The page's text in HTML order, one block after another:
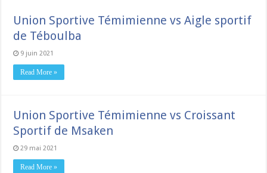
Union Sportive Témimienne vs Aigle sportif
de Téboulba
9 juin 2021
Read More »
Union Sportive Témimienne vs Croissant
Sportif de Msaken
29 mai 2021
Read More »